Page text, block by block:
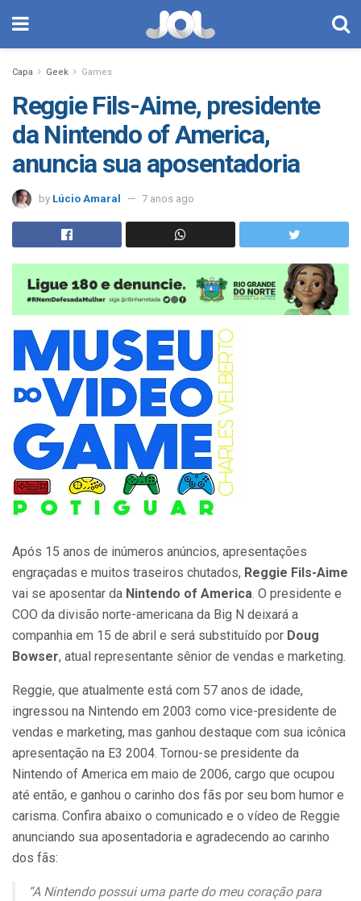
Capa Geek Games
Reggie Fils-Aime, presidente
da Nintendo of America,
anuncia sua aposentadoria
by Lúcio Amaral 7 anos ago
Após 15 anos de inúmeros anúncios, apresentações
engraçadas e muitos traseiros chutados, Reggie Fils-Aime
vai se aposentar da Nintendo of America. O presidente e
COO da divisão norte-americana da Big N deixará a
companhia em 15 de abril e será substituído por Doug
Bowser, atual representante sênior de vendas e marketing.
Reggie, que atualmente está com 57 anos de idade,
ingressou na Nintendo em 2003 como vice-presidente de
vendas e marketing, mas ganhou destaque com sua icônica
apresentação na E3 2004. Tornou-se presidente da
Nintendo of America em maio de 2006, cargo que ocupou
até então, e ganhou o carinho dos fãs por seu bom humor e
carisma. Confira abaixo o comunicado e o vídeo de Reggie
anunciando sua aposentadoria e agradecendo ao carinho
dos fãs:
“A Nintendo possui uma parte do meu coração para